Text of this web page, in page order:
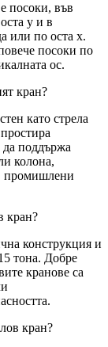
посоки, във
y и в
или по оста x.
посоки по
ос.
кран?
като стрела
да поддържа
колона,
промишлени
кран?
конструкция и
тона. Добре
кранове са
кран?